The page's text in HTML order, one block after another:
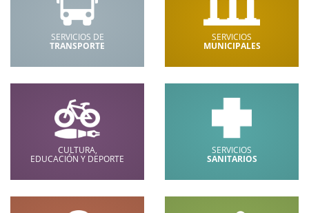
SERVICIOS DE
TRANSPORTE
SERVICIOS
MUNICIPALES
CULTURA,
EDUCACIÓN Y DEPORTE
SERVICIOS
SANITARIOS